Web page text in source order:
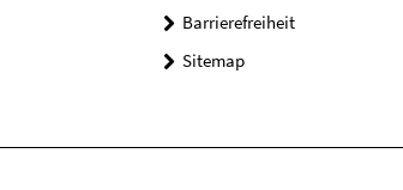
Barrierefreiheit
Sitemap